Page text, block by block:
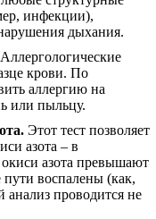
инфекции),
дыхания.
Аллергологические
крови. По
аллергию на
или пыльцу.
Этот тест позволяет
азота – в
азота превышают
пути воспалены (как,
анализ проводится не